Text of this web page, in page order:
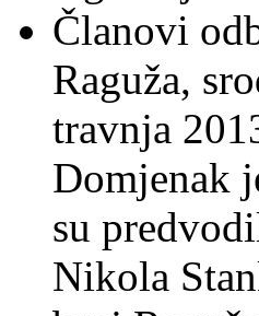
Članovi
Raguža,
travnja
Domjenak
su
Nikola